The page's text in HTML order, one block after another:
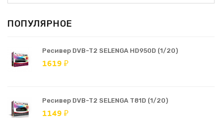
ПОПУЛЯРНОЕ
Ресивер DVB-T2 SELENGA HD950D (1/20)
1619 ₽
Ресивер DVB-T2 SELENGA T81D (1/20)
1149 ₽